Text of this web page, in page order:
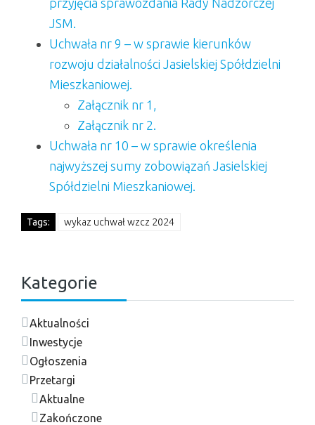
JSM.
Uchwała nr 9 – w sprawie kierunków
rozwoju działalności Jasielskiej Spółdzielni
Mieszkaniowej.
Załącznik nr 1,
Załącznik nr 2.
Uchwała nr 10 – w sprawie określenia
najwyższej sumy zobowiązań Jasielskiej
Spółdzielni Mieszkaniowej.
Tags: wykaz uchwał wzcz 2024
Kategorie
Aktualności
Inwestycje
Ogłoszenia
Przetargi
Aktualne
Zakończone